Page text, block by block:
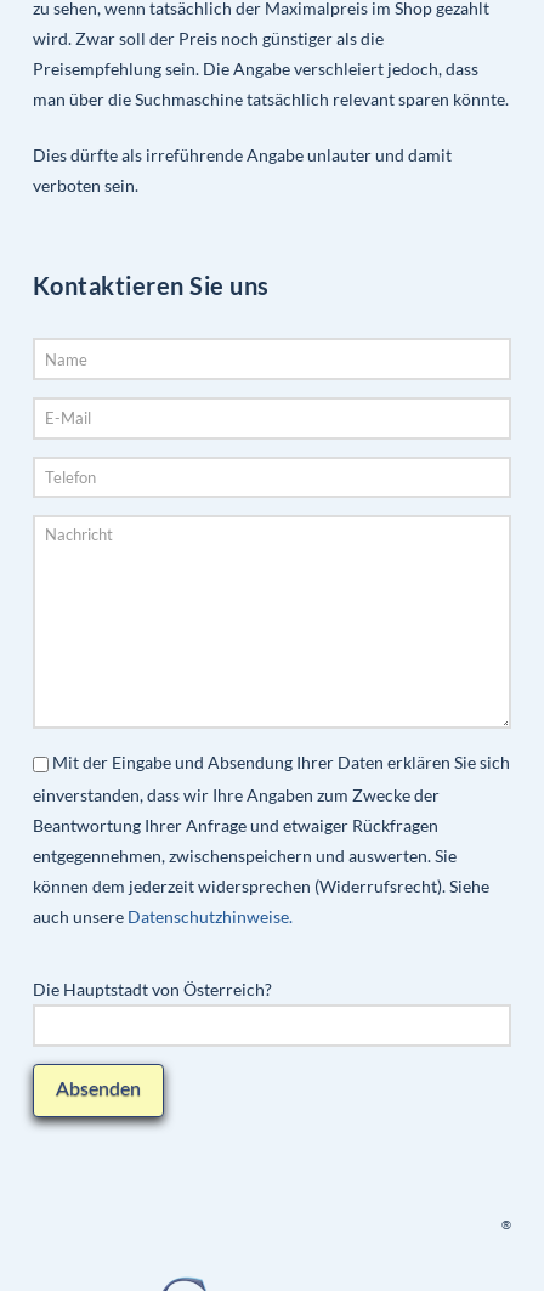
zu sehen, wenn tatsächlich der Maximalpreis im Shop gezahlt
wird. Zwar soll der Preis noch günstiger als die
Preisempfehlung sein. Die Angabe verschleiert jedoch, dass
man über die Suchmaschine tatsächlich relevant sparen könnte.
Dies dürfte als irreführende Angabe unlauter und damit
verboten sein.
Kontaktieren Sie uns
Mit der Eingabe und Absendung Ihrer Daten erklären Sie sich
einverstanden, dass wir Ihre Angaben zum Zwecke der
Beantwortung Ihrer Anfrage und etwaiger Rückfragen
entgegennehmen, zwischenspeichern und auswerten. Sie
können dem jederzeit widersprechen (Widerrufsrecht). Siehe
auch unsere Datenschutzhinweise.
Die Hauptstadt von Österreich?
®